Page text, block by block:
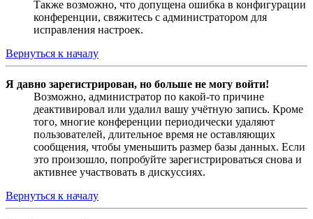
Также возможно, что допущена ошибка в конфигурации
конференции, свяжитесь с администратором для
исправления настроек.
Вернуться к началу
Я давно зарегистрирован, но больше не могу войти!
Возможно, администратор по какой-то причине
деактивировал или удалил вашу учётную запись. Кроме
того, многие конференции периодически удаляют
пользователей, длительное время не оставляющих
сообщения, чтобы уменьшить размер базы данных. Если
это произошло, попробуйте зарегистрироваться снова и
активнее участвовать в дискуссиях.
Вернуться к началу